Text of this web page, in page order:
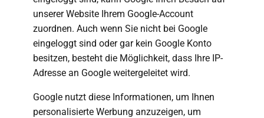
unserer Website Ihrem Google-Account
zuordnen. Auch wenn Sie nicht bei Google
eingeloggt sind oder gar kein Google Konto
besitzen, besteht die Möglichkeit, dass Ihre IP-
Adresse an Google weitergeleitet wird.
Google nutzt diese Informationen, um Ihnen
personalisierte Werbung anzuzeigen, um